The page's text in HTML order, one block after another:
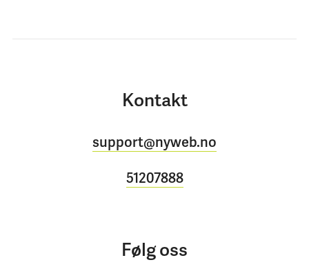
Kontakt
support@nyweb.no
51207888
Følg oss